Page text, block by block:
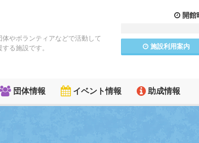
やボランティアなどで活動して
る施設です。
開館
施設利用案内
団体情報 イベント情報 助成情報